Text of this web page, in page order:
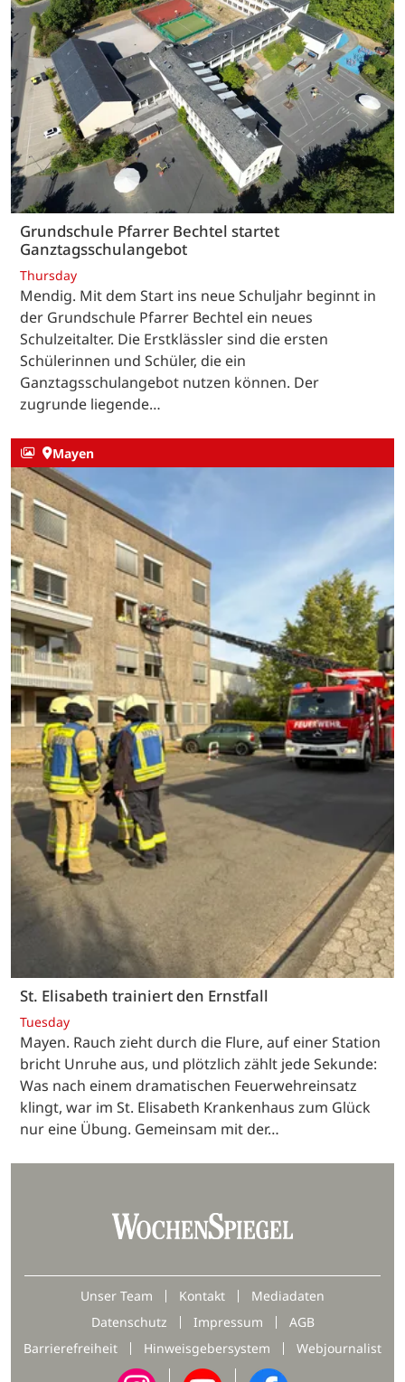
Grundschule Pfarrer Bechtel startet
Ganztagsschulangebot
Thursday
Mendig. Mit dem Start ins neue Schuljahr beginnt in
der Grundschule Pfarrer Bechtel ein neues
Schulzeitalter. Die Erstklässler sind die ersten
Schülerinnen und Schüler, die ein
Ganztagsschulangebot nutzen können. Der
zugrunde liegende…
Mayen
St. Elisabeth trainiert den Ernstfall
Tuesday
Mayen. Rauch zieht durch die Flure, auf einer Station
bricht Unruhe aus, und plötzlich zählt jede Sekunde:
Was nach einem dramatischen Feuerwehreinsatz
klingt, war im St. Elisabeth Krankenhaus zum Glück
nur eine Übung. Gemeinsam mit der…
Unser Team Kontakt
Mediadaten
Datenschutz
Impressum
AGB
Barrierefreiheit
Hinweisgebersystem Webjournalist